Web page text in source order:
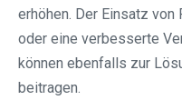
erhöhen. Der Einsatz von
oder eine verbesserte
können ebenfalls zur
beitragen.